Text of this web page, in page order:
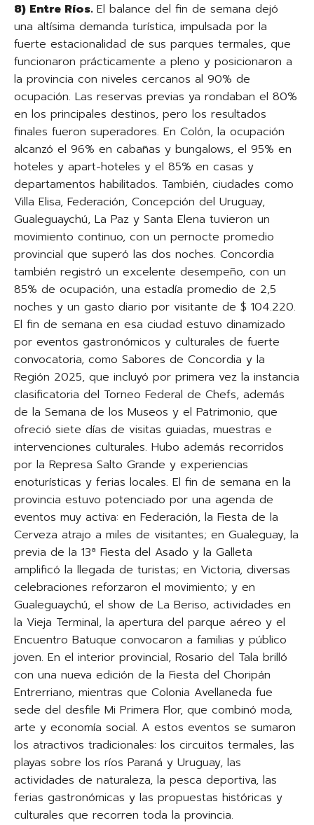
8) Entre Ríos. El balance del fin de semana dejó
una altísima demanda turística, impulsada por la
fuerte estacionalidad de sus parques termales, que
funcionaron prácticamente a pleno y posicionaron a
la provincia con niveles cercanos al 90% de
ocupación. Las reservas previas ya rondaban el 80%
en los principales destinos, pero los resultados
finales fueron superadores. En Colón, la ocupación
alcanzó el 96% en cabañas y bungalows, el 95% en
hoteles y apart-hoteles y el 85% en casas y
departamentos habilitados. También, ciudades como
Villa Elisa, Federación, Concepción del Uruguay,
Gualeguaychú, La Paz y Santa Elena tuvieron un
movimiento continuo, con un pernocte promedio
provincial que superó las dos noches. Concordia
también registró un excelente desempeño, con un
85% de ocupación, una estadía promedio de 2,5
noches y un gasto diario por visitante de $ 104.220.
El fin de semana en esa ciudad estuvo dinamizado
por eventos gastronómicos y culturales de fuerte
convocatoria, como Sabores de Concordia y la
Región 2025, que incluyó por primera vez la instancia
clasificatoria del Torneo Federal de Chefs, además
de la Semana de los Museos y el Patrimonio, que
ofreció siete días de visitas guiadas, muestras e
intervenciones culturales. Hubo además recorridos
por la Represa Salto Grande y experiencias
enoturísticas y ferias locales. El fin de semana en la
provincia estuvo potenciado por una agenda de
eventos muy activa: en Federación, la Fiesta de la
Cerveza atrajo a miles de visitantes; en Gualeguay, la
previa de la 13ª Fiesta del Asado y la Galleta
amplificó la llegada de turistas; en Victoria, diversas
celebraciones reforzaron el movimiento; y en
Gualeguaychú, el show de La Beriso, actividades en
la Vieja Terminal, la apertura del parque aéreo y el
Encuentro Batuque convocaron a familias y público
joven. En el interior provincial, Rosario del Tala brilló
con una nueva edición de la Fiesta del Choripán
Entrerriano, mientras que Colonia Avellaneda fue
sede del desfile Mi Primera Flor, que combinó moda,
arte y economía social. A estos eventos se sumaron
los atractivos tradicionales: los circuitos termales, las
playas sobre los ríos Paraná y Uruguay, las
actividades de naturaleza, la pesca deportiva, las
ferias gastronómicas y las propuestas históricas y
culturales que recorren toda la provincia.